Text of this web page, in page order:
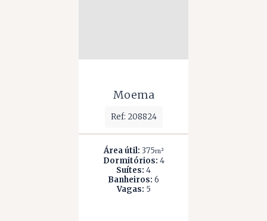
Moema
Ref: 208824
Área útil: 375m²
Dormitórios: 4
Suítes: 4
Banheiros: 6
Vagas: 5